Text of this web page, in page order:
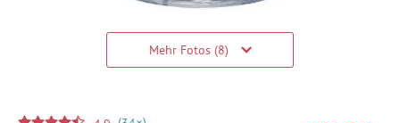
Mehr Fotos (8)